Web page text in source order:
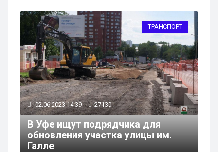
ТРАНСПОРТ
02.06.2023 14:39 27130
В Уфе ищут подрядчика для
обновления участка улицы им.
Галле